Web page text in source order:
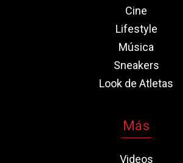
Cine
Lifestyle
Música
Sneakers
Look de Atletas
Más
Videos